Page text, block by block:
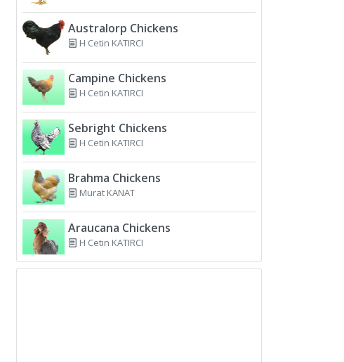
Australorp Chickens
H Cetin KATIRCI
Campine Chickens
H Cetin KATIRCI
Sebright Chickens
H Cetin KATIRCI
Brahma Chickens
Murat KANAT
Araucana Chickens
H Cetin KATIRCI